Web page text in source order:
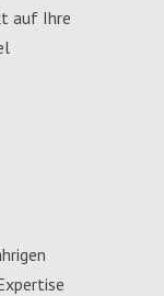
auf Ihre